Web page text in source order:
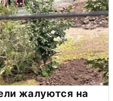
жалуются на